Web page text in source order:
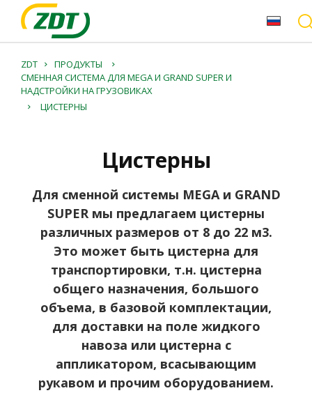
ZDT
ПРОДУКТЫ
СМЕННАЯ СИСТЕМА ДЛЯ MEGA И GRAND SUPER И
НАДСТРОЙКИ НА ГРУЗОВИКАХ
ЦИСТЕРНЫ
Цистерны
Для сменной системы MEGA и GRAND
SUPER мы предлагаем цистерны
различных размеров от 8 до 22 м3.
Это может быть цистерна для
транспортировки, т.н. цистерна
общего назначения, большого
объема, в базовой комплектации,
для доставки на поле жидкого
навоза или цистерна с
аппликатором, всасывающим
рукавом и прочим оборудованием.